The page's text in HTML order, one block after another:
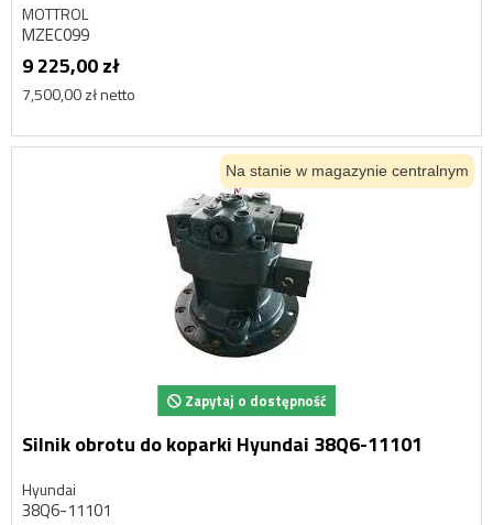
MOTTROL
MZEC099
9 225,00 zł
7,500,00 zł netto
Na stanie w magazynie centralnym
Zapytaj o dostępność
Silnik obrotu do koparki Hyundai 38Q6-11101
Hyundai
38Q6-11101